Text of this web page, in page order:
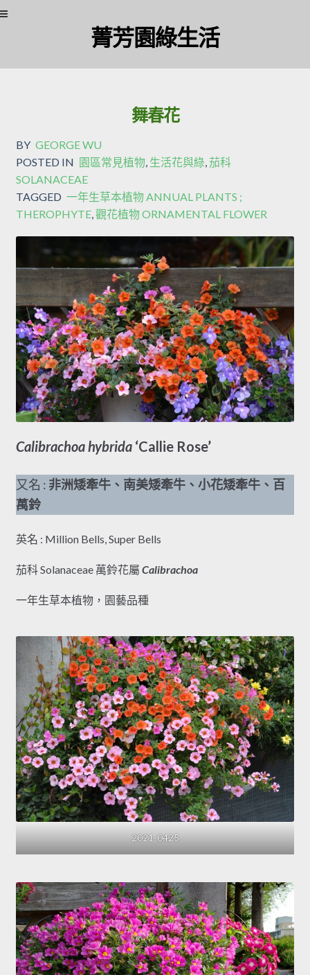
菁芳園綠生活
舞春花
BY GEORGE WU
POSTED IN 園區常見植物, 生活花與綠, 茄科
SOLANACEAE
TAGGED 一年生草本植物 ANNUAL PLANTS ;
THEROPHYTE,觀花植物 ORNAMENTAL FLOWER
Calibrachoa hybrida‘Callie Rose’
又名 : 非洲矮牽牛、南美矮牽牛、小花矮牽牛、百
萬鈴
英名 : Million Bells, Super Bells
茄科 Solanaceae 萬鈴花屬 Calibrachoa
一年生草本植物，園藝品種
2021-0425